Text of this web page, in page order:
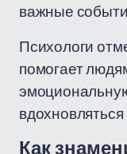
важные
Психологи
помогает
Как